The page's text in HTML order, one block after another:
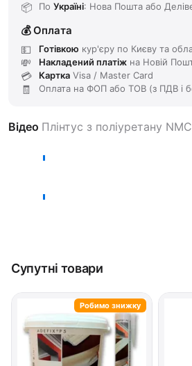
По Україні: Нова Пошта або
Оплата
Готівкою кур'єру по Києву та
Накладений платіж на Новій
Картка Visa / Master Card
Оплата на ФОП або ТОВ (з ПДВ і
Відео Плінтус з поліуретану
Супутні товари
Робимо знижку